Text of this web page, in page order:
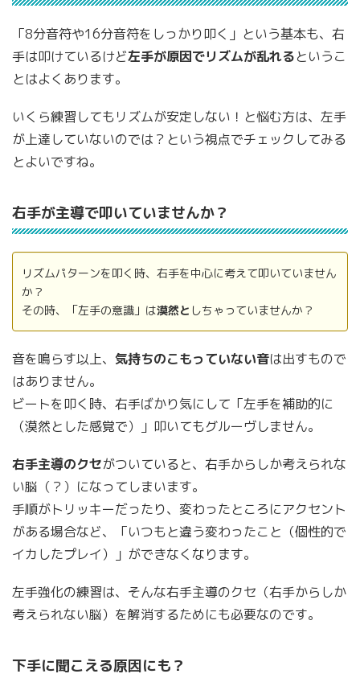
「8分音符や16分音符をしっかり叩く」という基本も、右
手は叩けているけど左手が原因でリズムが乱れるというこ
とはよくあります。
いくら練習してもリズムが安定しない！と悩む方は、左手
が上達していないのでは？という視点でチェックしてみる
とよいですね。
右手が主導で叩いていませんか？
リズムパターンを叩く時、右手を中心に考えて叩いていません
か？
その時、「左手の意識」は漠然と しちゃっていませんか？
音を鳴らす以上、 気持ちのこもっていない音は出すもので
はありません。
ビートを叩く時、右手ばかり気にして「左手を補助的に
（漠然とした感覚で）」叩いてもグルーヴしません。
右手主導のクセがついていると、右手からしか考えられな
い脳（？）になってしまいます。
手順がトリッキーだったり、変わったところにアクセント
がある場合など、「いつもと違う変わったこと（個性的で
イカしたプレイ）」ができなくなります。
左手強化の練習は、そんな右手主導のクセ（右手からしか
考えられない脳）を解消するためにも必要なのです。
下手に聞こえる原因にも？